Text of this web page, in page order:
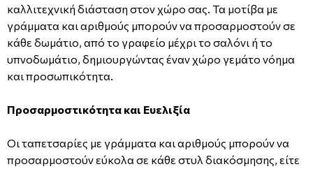
καλλιτεχνική διάσταση στον χώρο σας. Τα μοτίβα με
γράμματα και αριθμούς μπορούν να προσαρμοστούν σε
κάθε δωμάτιο, από το γραφείο μέχρι το σαλόνι ή το
υπνοδωμάτιο, δημιουργώντας έναν χώρο γεμάτο νόημα
και προσωπικότητα.
Προσαρμοστικότητα και Ευελιξία
Οι ταπετσαρίες με γράμματα και αριθμούς μπορούν να
προσαρμοστούν εύκολα σε κάθε στυλ διακόσμησης, είτε